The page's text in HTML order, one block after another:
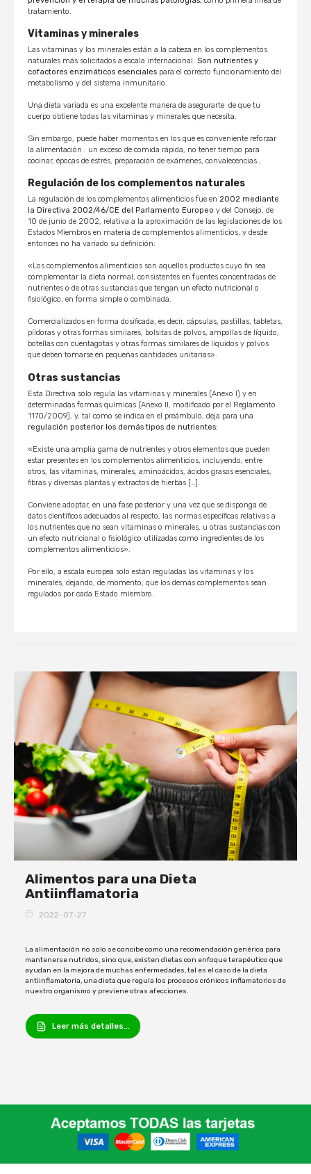
tratamiento.
Vitaminas y minerales
Las vitaminas y los minerales están a la cabeza en los complementos
naturales más solicitados a escala internacional.Son nutrientes y
cofactores enzimáticos esenciales para el correcto funcionamiento del
metabolismo y del sistema inmunitario.
Una dieta variada es una excelente manera de asegurarte de que tu
cuerpo obtiene todas las vitaminas y minerales que necesita.
Sin embargo, puede haber momentos en los que es conveniente reforzar
la alimentación : un exceso de comida rápida, no tener tiempo para
cocinar, épocas de estrés, preparación de exámenes, convalecencias…
Regulación de los complementos naturales
La regulación de los complementos alimenticios fue en2002 mediante
la Directiva 2002/46/CE del Parlamento Europeo y del Consejo, de
10 de junio de 2002, relativa a la aproximación de las legislaciones de los
Estados Miembros en materia de complementos alimenticios, y desde
entonces no ha variado su definición:
«Los complementos alimenticios son aquellos productos cuyo fin sea
complementar la dieta normal, consistentes en fuentes concentradas de
nutrientes o de otras sustancias que tengan un efecto nutricional o
fisiológico, en forma simple o combinada.
Comercializados en forma dosificada, es decir, cápsulas, pastillas, tabletas,
píldoras y otras formas similares, bolsitas de polvos, ampollas de líquido,
botellas con cuentagotas y otras formas similares de líquidos y polvos
que deben tomarse en pequeñas cantidades unitarias».
Otras sustancias
Esta Directiva solo regula las vitaminas y minerales (Anexo I) y en
determinadas formas químicas (Anexo II, modificado por el Reglamento
1170/2009), y, tal como se indica en el preámbulo, deja para una
regulación posterior los demás tipos de nutrientes:
«Existe una amplia gama de nutrientes y otros elementos que pueden
estar presentes en los complementos alimenticios, incluyendo, entre
otros, las vitaminas, minerales, aminoácidos, ácidos grasos esenciales,
fibras y diversas plantas y extractos de hierbas […].
Conviene adoptar, en una fase posterior y una vez que se disponga de
datos científicos adecuados al respecto, las normas específicas relativas a
los nutrientes que no sean vitaminas o minerales, u otras sustancias con
un efecto nutricional o fisiológico utilizadas como ingredientes de los
complementos alimenticios».
Por ello, a escala europea solo están reguladas las vitaminas y los
minerales, dejando, de momento, que los demás complementos sean
regulados por cada Estado miembro.
Alimentos para una Dieta
Antiinflamatoria
2022-07-27
La alimentación no solo se concibe como una recomendación genérica para
mantenerse nutridos, sino que, existen dietas con enfoque terapéutico que
ayudan en la mejora de muchas enfermedades, tal es el caso de la dieta
antiinflamatoria, una dieta que regula los procesos crónicos inflamatorios de
nuestro organismo y previene otras afecciones.
Leer más detalles...